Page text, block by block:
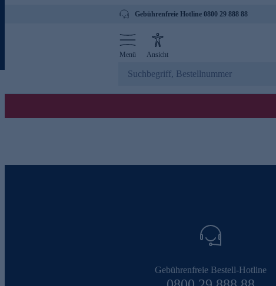
Gebührenfreie Hotline 0800 29 888 88
Menü Ansicht
Gebührenfreie Bestell-Hotline